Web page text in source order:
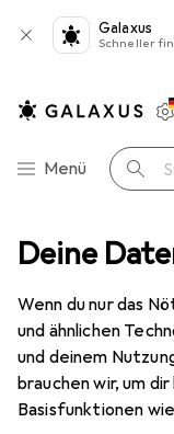
Deine
Wenn du nur das
und ähnlichen
und deinem
brauchen wir, um
Basisfunktionen
Galaxus
Schneller
Navigation nach
Menü Suche